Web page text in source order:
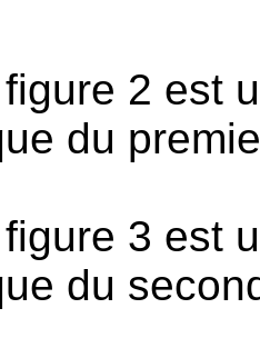
2 est
du
3 est
du